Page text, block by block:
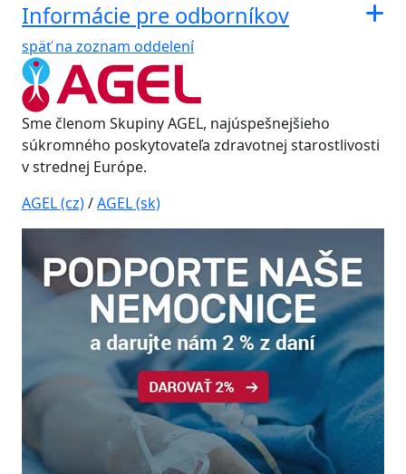
Informácie pre odborníkov
späť na zoznam oddelení
Sme členom Skupiny AGEL, najúspešnejšieho
súkromného poskytovateľa zdravotnej starostlivosti
v strednej Európe.
AGEL (cz)/AGEL (sk)